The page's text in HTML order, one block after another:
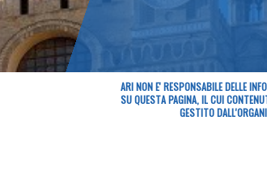
ARI NON E' RESPONSABILE DELLE
SU QUESTA PAGINA, IL CUI
GESTITO